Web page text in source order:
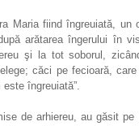
Maria fiind îngreuiată, un
arătarea îngerului în
şi la tot soborul,
căci pe fecioară,
îngreuiată”.
de arhiereu, au găsit